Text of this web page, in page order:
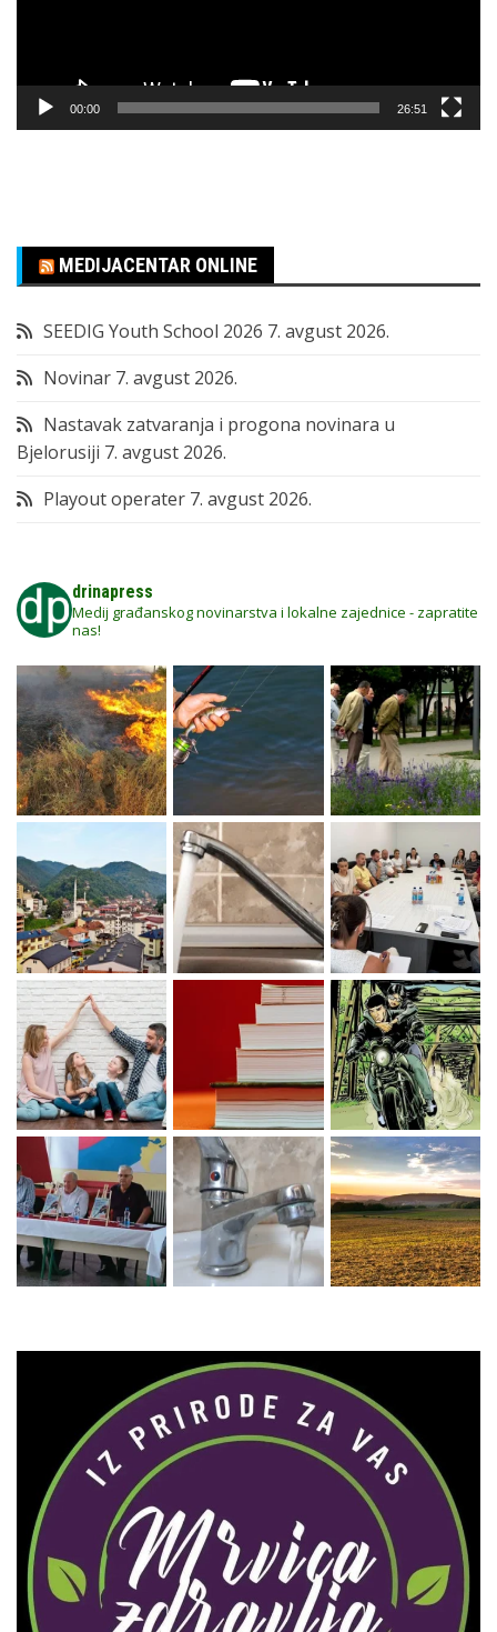
00:00 26:51
MEDIJACENTAR ONLINE
SEEDIG Youth School 2026 7. avgust 2026.
Novinar 7. avgust 2026.
Nastavak zatvaranja i progona novinara u
Bjelorusiji 7. avgust 2026.
Playout operater 7. avgust 2026.
drinapress
Medij građanskog novinarstva i lokalne zajednice - zapratite
nas!